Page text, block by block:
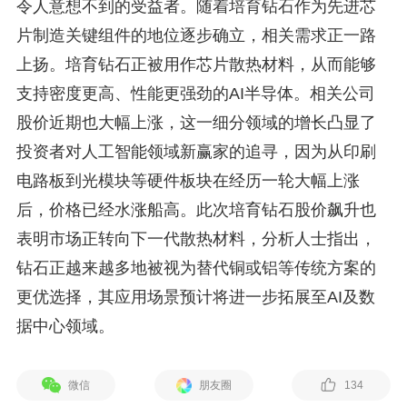
令人意想不到的受益者。随着培育钻石作为先进芯
片制造关键组件的地位逐步确立，相关需求正一路
上扬。培育钻石正被用作芯片散热材料，从而能够
支持密度更高、性能更强劲的AI半导体。相关公司
股价近期也大幅上涨，这一细分领域的增长凸显了
投资者对人工智能领域新赢家的追寻，因为从印刷
电路板到光模块等硬件板块在经历一轮大幅上涨
后，价格已经水涨船高。此次培育钻石股价飙升也
表明市场正转向下一代散热材料，分析人士指出，
钻石正越来越多地被视为替代铜或铝等传统方案的
更优选择，其应用场景预计将进一步拓展至AI及数
据中心领域。
微信 朋友圈 134